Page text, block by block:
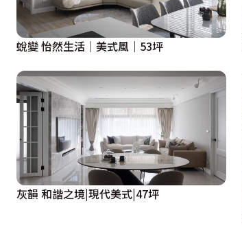
蛻變 怡然生活｜美式風｜53坪
灰韻 和諧之境|現代美式|47坪